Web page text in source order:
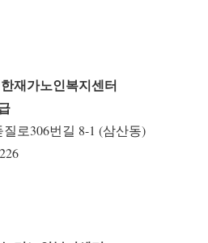
재가노인복지센터
로306번길 8-1 (삼산동)